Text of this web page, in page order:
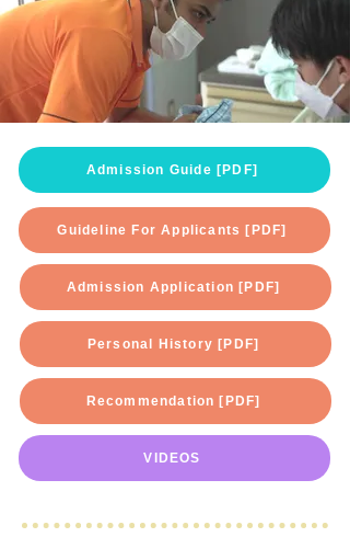
Admission Guide [PDF]
Guideline For Applicants [PDF]
Admission Application [PDF]
Personal History [PDF]
Recommendation [PDF]
VIDEOS